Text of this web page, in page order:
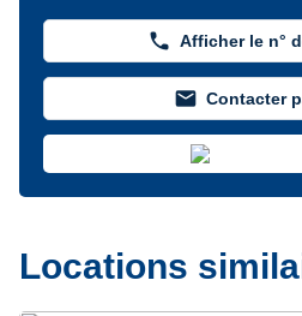
phone Afficher le n°
mail Contacter
Locations